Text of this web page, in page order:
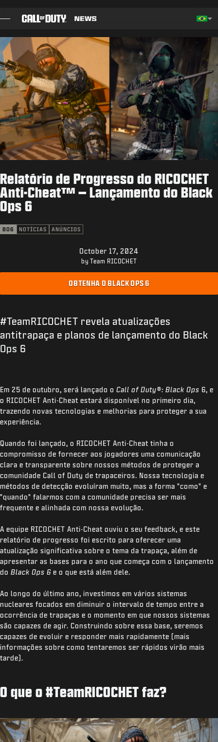
BLOG
GUIAS
NOTAS DO PATCH
JOGOS
STORE
ESPORTS
Relatório de Progresso do RICOCHET
Anti-Cheat™ – Lançamento do Black
Ops 6
BO6 NOTÍCIAS ANÚNCIOS
October 17, 2024
by Team RICOCHET
OBTENHA O BLACK OPS 6
#TeamRICOCHET revela atualizações
antitrapaça e planos de lançamento do Black
Ops 6
Em 25 de outubro, será lançado o Call of Duty®: Black Ops 6, e
o RICOCHET Anti-Cheat estará disponível no primeiro dia,
trazendo novas tecnologias e melhorias para proteger a sua
experiência.
Quando foi lançado, o RICOCHET Anti-Cheat tinha o
compromisso de fornecer aos jogadores uma comunicação
clara e transparente sobre nossos métodos de proteger a
comunidade Call of Duty de trapaceiros. Nossa tecnologia e
métodos de detecção evoluíram muito, mas a forma "como" e
"quando" falarmos com a comunidade precisa ser mais
frequente e alinhada com nossa evolução.
A equipe RICOCHET Anti-Cheat ouviu o seu feedback, e este
relatório de progresso foi escrito para oferecer uma
atualização significativa sobre o tema da trapaça, além de
apresentar as bases para o ano que começa com o lançamento
do Black Ops 6 e o que está além dele.
Ao longo do último ano, investimos em vários sistemas
nucleares focados em diminuir o intervalo de tempo entre a
ocorrência de trapaças e o momento em que nossos sistemas
são capazes de agir. Construindo sobre essa base, seremos
capazes de evoluir e responder mais rapidamente (mais
informações sobre como tentaremos ser rápidos virão mais
tarde).
O que o #TeamRICOCHET faz?